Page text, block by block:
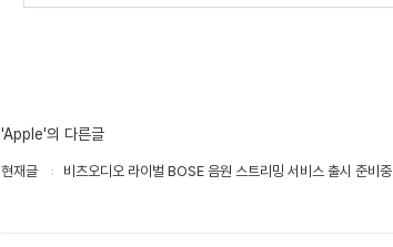
'Apple'의 다른글
현재글 비츠오디오 라이벌 BOSE 음원 스트리밍 서비스 출시 준비중